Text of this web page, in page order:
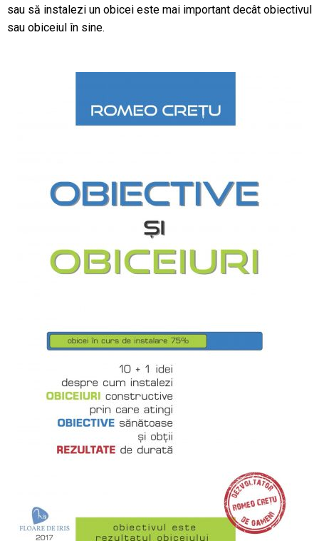
sau să instalezi un obicei este mai important decât obiectivul
sau obiceiul în sine.